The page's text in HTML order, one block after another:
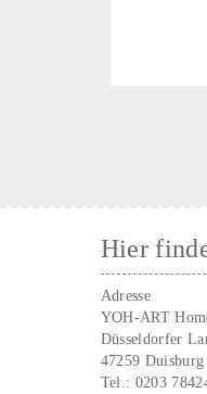
Hier
Adresse
YOH-ART
Düsseldorfer
47259 Duisburg
Tel.: 0203